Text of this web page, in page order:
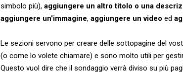
simbolo più), aggiungere un altro titolo o una
aggiungere un'immagine, aggiungere un video ed
Le sezioni servono per creare delle sottopagine del
(o come lo volete chiamare) e sono molto utili per
Questo vuol dire che il sondaggio verrà diviso su più